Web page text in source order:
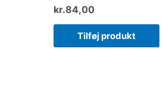
kr.84,00
Tilføj produkt